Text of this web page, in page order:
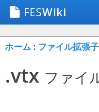
FESWiki
ホーム : ファイル拡張子
.vtx ファイ